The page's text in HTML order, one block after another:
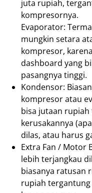
juta rupiah,
kompresornya.
Evaporator:
mungkin setara
kompresor,
dashboard yang
pasangnya tinggi.
Kondensor:
kompresor atau
bisa jutaan
kerusakannya
dilas, atau harus
Extra Fan / Motor
lebih terjangkau
biasanya ratusan
rupiah